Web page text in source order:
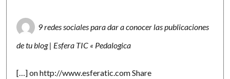
9 redes sociales para dar a conocer las publicaciones
de tu blog | Esfera TIC « Pedalogica
[…] onhttp://www.esferatic.comShare